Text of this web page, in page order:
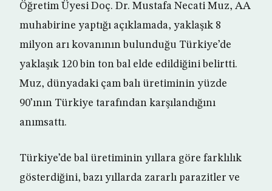
Öğretim Üyesi Doç. Dr. Mustafa Necati Muz, AA
muhabirine yaptığı açıklamada, yaklaşık 8
milyon arı kovanının bulunduğu Türkiye’de
yaklaşık 120 bin ton bal elde edildiğini belirtti.
Muz, dünyadaki çam balı üretiminin yüzde
90’ının Türkiye tarafından karşılandığını
anımsattı.
Türkiye’de bal üretiminin yıllara göre farklılık
gösterdiğini, bazı yıllarda zararlı parazitler ve